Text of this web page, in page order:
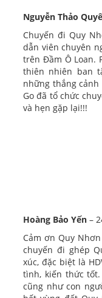
Nguyễn Thảo
Chuyến đi Quy
dẫn viên chuyên
trên Đầm Ô Loan.
thiên nhiên ban
những thắng cảnh
Go đã tổ chức
và hẹn gặp lại!!!
Hoàng Bảo Yến –
Cảm ơn Quy
chuyến đi ghép
xúc, đặc biệt là
tình, kiến thức
cũng như con